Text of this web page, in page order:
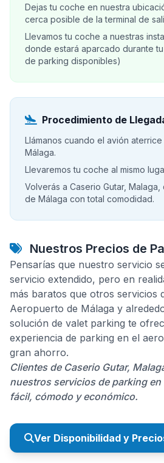
Dejas tu coche en nuestra
cerca posible de la terminal de
Llevamos tu coche a nuestras
donde estará aparcado durante
de parking disponibles)
Procedimiento de
Llámanos cuando el avión
Málaga.
Llevaremos tu coche al mismo
Volverás a Caserio Gutar,
de Málaga con total comodidad.
Nuestros Precios de
Pensarías que nuestro servicio
servicio extendido, pero en
más baratos que otros servicios
Aeropuerto de Málaga y
solución de valet parking te
experiencia de parking en el
gran ahorro.
Clientes de Caserio Gutar,
nuestros servicios de parking
fácil, cómodo y económico.
Ver Disponibilidad y